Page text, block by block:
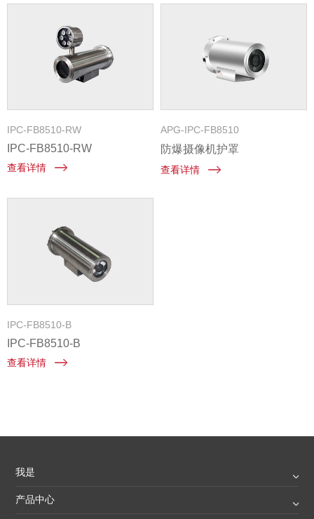
IPC-FB8510-RW
IPC-FB8510-RW
查看详情
APG-IPC-FB8510
防爆摄像机护罩
查看详情
IPC-FB8510-B
IPC-FB8510-B
查看详情
我是
产品中心